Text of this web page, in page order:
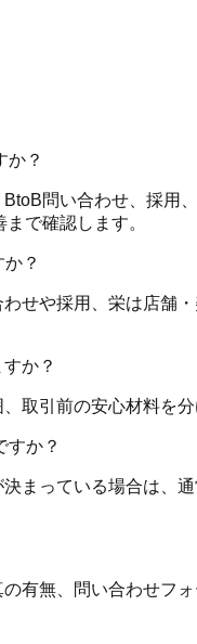
か？
問い合わせ、採用
で確認します。
？
せや採用、栄は店舗
か？
取引前の安心材料を
すか？
まっている場合は、
有無、問い合わせフ